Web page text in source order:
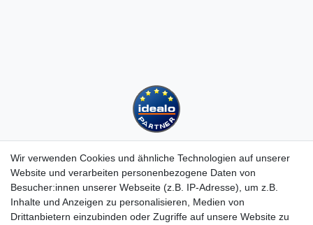
Kundenservice
Hotline: 07452 - 847 162 0
Wir verwenden Cookies und ähnliche Technologien auf unserer
Website und verarbeiten personenbezogene Daten von
Besucher:innen unserer Webseite (z.B. IP-Adresse), um z.B.
Inhalte und Anzeigen zu personalisieren, Medien von
Drittanbietern einzubinden oder Zugriffe auf unsere Website zu